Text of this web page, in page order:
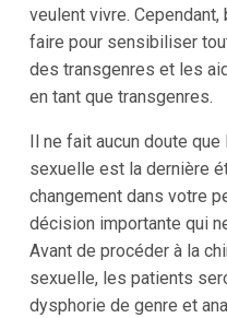
veulent vivre.
faire pour sensibiliser
des transgenres et les
en tant que transgenres.
Il ne fait aucun doute
sexuelle est la dernière
changement dans votre
décision importante qui
Avant de procéder à la
sexuelle, les patients
dysphorie de genre et